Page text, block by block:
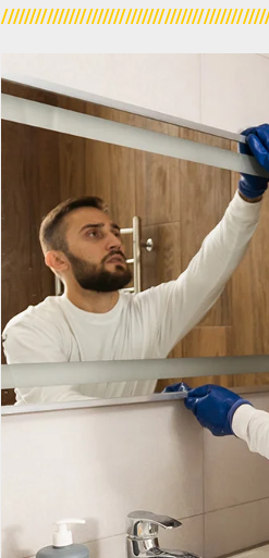
Die Sanitärtechnik in
sein. Von Nasszellen
industriellen
und errichten unsere
neuesten